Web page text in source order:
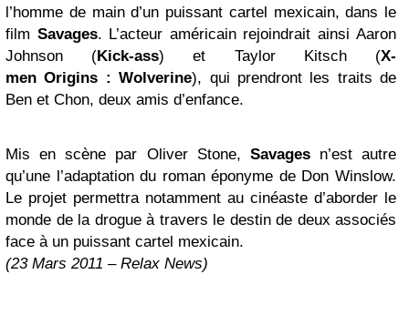
l’homme de main d’un puissant cartel mexicain, dans le
film Savages. L’acteur américain rejoindrait ainsi Aaron
Johnson (Kick-ass) et Taylor Kitsch (X-
men Origins : Wolverine), qui prendront les traits de
Ben et Chon, deux amis d’enfance.
Mis en scène par Oliver Stone, Savagesn’est autre
qu’une l’adaptation du roman éponyme de Don Winslow.
Le projet permettra notamment au cinéaste d’aborder le
monde de la drogue à travers le destin de deux associés
face à un puissant cartel mexicain.
(23 Mars 2011 – Relax News)